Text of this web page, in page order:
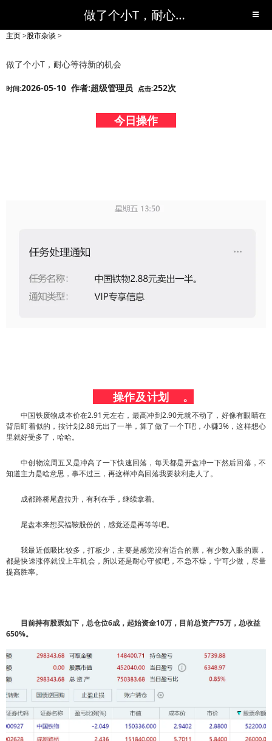
做了个小T，耐心等待新的机会-股市杂谈-短线黑马,短线股票,短线炒股,实战,荐股,操盘,超级短线,令人叹为观止的短线炒股!-超级短线
主页>股市杂谈 >
做了个小T，耐心等待新的机会
时间:2026-05-10 作者:超级管理员 点击:252次
今日操作
操作及计划    。
中国铁废物成本价在2.91元左右，最高冲到2.90元就不动了，好像有眼睛在
背后盯着似的，按计划2.88元出了一半，算了做了一个T吧，小赚3%，这样想心
里就好受多了，哈哈。
中创物流周五又是冲高了一下快速回落，每天都是开盘冲一下然后回落，不
知道主力是啥意思，事不过三，再这样冲高回落我要获利走人了。
成都路桥尾盘拉升，有利在手，继续拿着。
尾盘本来想买福鞍股份的，感觉还是再等等吧。
我最近低吸比较多，打板少，主要是感觉没有适合的票，有少数入眼的票，
都是快速涨停就没上车机会，所以还是耐心守候吧，不急不燥，宁可少做，尽量
提高胜率。
目前持有股票如下，总仓位6成，起始资金10万，目前总资产75万，总收益
650%。